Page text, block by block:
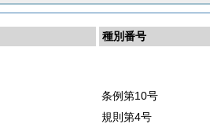
種別番号
条例第10号
規則第4号